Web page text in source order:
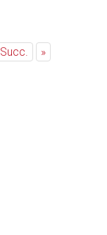
Succ.
»